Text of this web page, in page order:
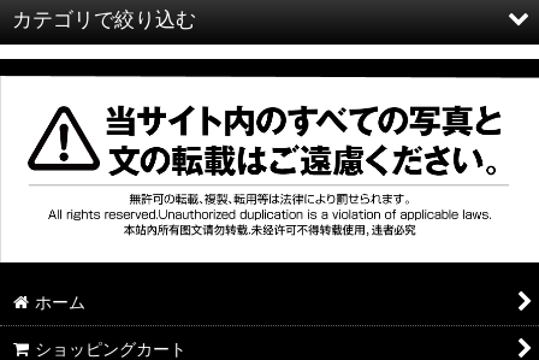
カテゴリで絞り込む
クロスタニンゴールド Chlostanin gold
ドナリエラ Dunaliella
エバヤング Eva Yang
藻類DHA
さわやか倶楽部 Sawayaka club
ホーム
ショッピングカート